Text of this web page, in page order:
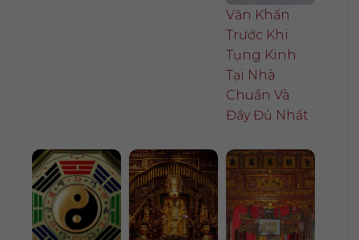
Văn Khấn
Trước Khi
Tụng Kinh
Tại Nhà
Chuẩn Và
Đầy Đủ Nhất